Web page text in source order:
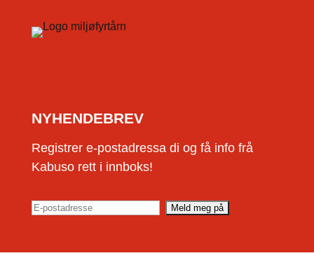
NYHENDEBREV
Registrer e-postadressa di og få info frå
Kabuso rett i innboks!